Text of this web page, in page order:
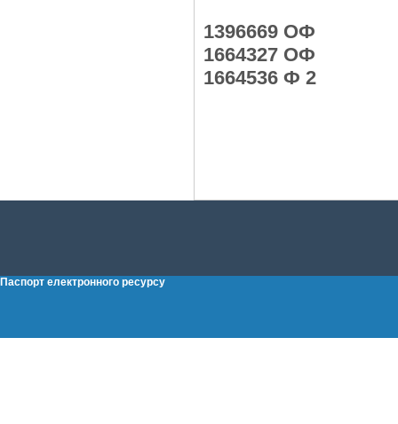
1396669 ОФ
1664327 ОФ
1664536 Ф 2
Паспорт електронного ресурсу